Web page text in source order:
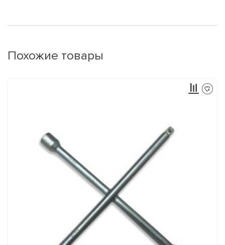
Похожие товары